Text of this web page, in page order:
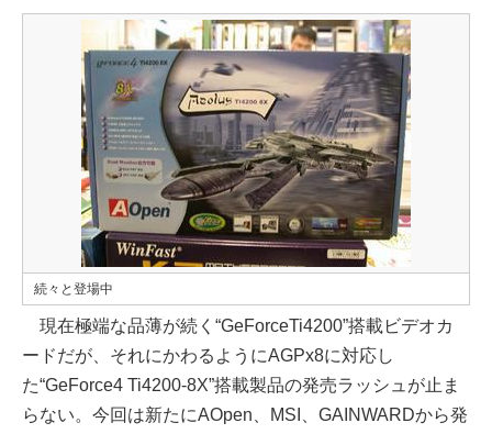
続々と登場中
現在極端な品薄が続く“GeForceTi4200”搭載ビデオカ
ードだが、それにかわるようにAGPx8に対応し
た“GeForce4 Ti4200-8X”搭載製品の発売ラッシュが止ま
らない。今回は新たにAOpen、MSI、GAINWARDから発